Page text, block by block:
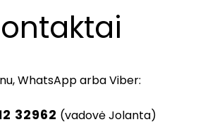
WhatsApp arba Viber:
32962 (vadovė Jolanta)